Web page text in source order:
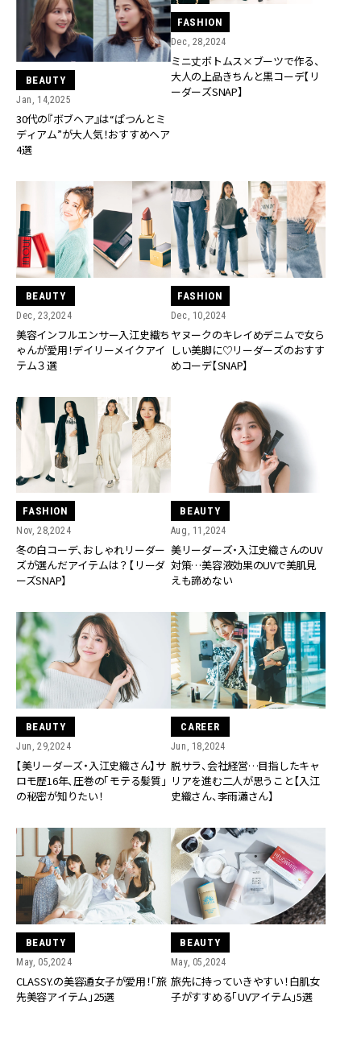
BEAUTY
Jan, 14,2025
30代の『ボブヘア』は“ぱつんとミ
ディアム”が大人気！おすすめヘア
4選
FASHION
Dec, 28,2024
ミニ丈ボトムス×ブーツで作る、
大人の上品きちんと黒コーデ【リ
ーダーズSNAP】
BEAUTY
Dec, 23,2024
美容インフルエンサー入江史織ち
ゃんが愛用！デイリーメイクアイ
テム３選
FASHION
Dec, 10,2024
ヤヌークのキレイめデニムで女ら
しい美脚に♡リーダーズのおすす
めコーデ【SNAP】
FASHION
Nov, 28,2024
冬の白コーデ、おしゃれリーダー
ズが選んだアイテムは？【リーダ
ーズSNAP】
BEAUTY
Aug, 11,2024
美リーダーズ・入江史織さんのUV
対策…美容液効果のUVで美肌見
えも諦めない
BEAUTY
Jun, 29,2024
【美リーダーズ・入江史織さん】サ
ロモ歴16年、圧巻の「モテる髪質」
の秘密が知りたい！
CAREER
Jun, 18,2024
脱サラ、会社経営…目指したキャ
リアを進む二人が思うこと【入江
史織さん、李雨瀟さん】
BEAUTY
May, 05,2024
CLASSY.の美容通女子が愛用！「旅
先美容アイテム」25選
BEAUTY
May, 05,2024
旅先に持っていきやすい！白肌女
子がすすめる「UVアイテム」5選